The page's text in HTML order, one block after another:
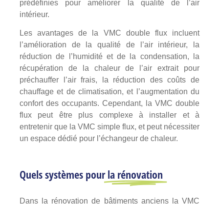
prédéfinies pour améliorer la qualité de l’air
intérieur.
Les avantages de la VMC double flux incluent
l’amélioration de la qualité de l’air intérieur, la
réduction de l’humidité et de la condensation, la
récupération de la chaleur de l’air extrait pour
préchauffer l’air frais, la réduction des coûts de
chauffage et de climatisation, et l’augmentation du
confort des occupants. Cependant, la VMC double
flux peut être plus complexe à installer et à
entretenir que la VMC simple flux, et peut nécessiter
un espace dédié pour l’échangeur de chaleur.
Quels systèmes pour la rénovation
Dans la rénovation de bâtiments anciens la VMC